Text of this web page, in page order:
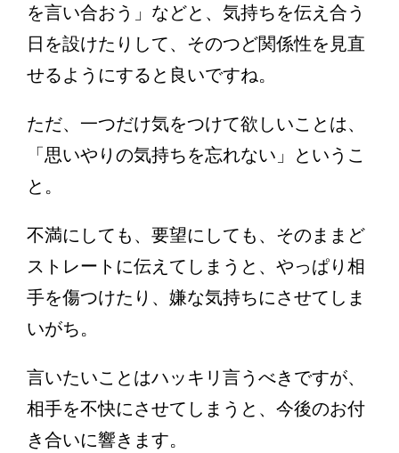
を言い合おう」などと、気持ちを伝え合う
日を設けたりして、そのつど関係性を見直
せるようにすると良いですね。
ただ、一つだけ気をつけて欲しいことは、
「思いやりの気持ちを忘れない」というこ
と。
不満にしても、要望にしても、そのままど
ストレートに伝えてしまうと、やっぱり相
手を傷つけたり、嫌な気持ちにさせてしま
いがち。
言いたいことはハッキリ言うべきですが、
相手を不快にさせてしまうと、今後のお付
き合いに響きます。